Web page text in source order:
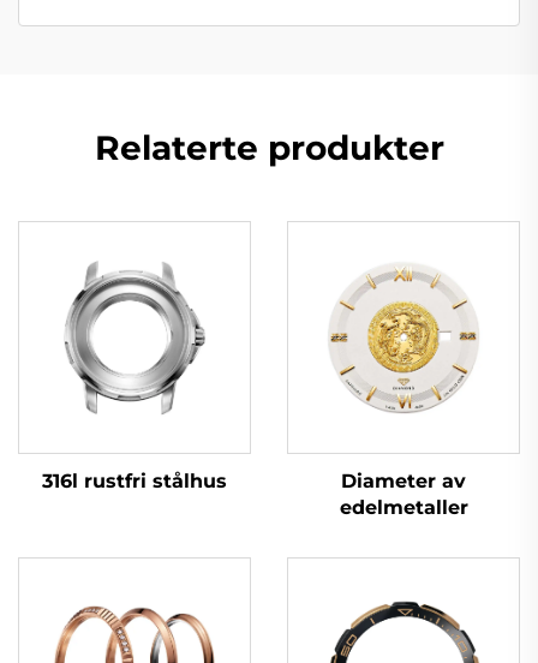
Relaterte produkter
316l rustfri stålhus
Diameter av
edelmetaller